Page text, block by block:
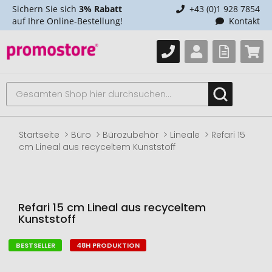
Sichern Sie sich 3% Rabatt
auf Ihre Online-Bestellung!
+43 (0)1 928 7854
Kontakt
Startseite Büro Bürozubehör Lineale
Refari 15
cm Lineal aus recyceltem Kunststoff
Refari 15 cm Lineal aus recyceltem
Kunststoff
Zum
BESTSELLER 48H PRODUKTION